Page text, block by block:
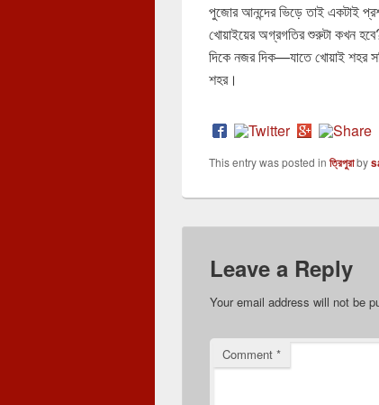
পুজোর আনন্দের ভিড়ে তাই একটাই
খোয়াইয়ের অগ্রগতির শুরুটা কখন
দিকে নজর দিক—যাতে খোয়াই শহর
শহর।
This entry was posted in ত্রিপুরাby
Leave a Reply
Your email address will not be
Comment *